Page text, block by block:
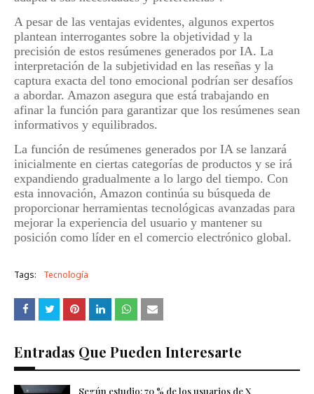
A pesar de las ventajas evidentes, algunos expertos
plantean interrogantes sobre la objetividad y la
precisión de estos resúmenes generados por IA. La
interpretación de la subjetividad en las reseñas y la
captura exacta del tono emocional podrían ser desafíos
a abordar. Amazon asegura que está trabajando en
afinar la función para garantizar que los resúmenes sean
informativos y equilibrados.
La función de resúmenes generados por IA se lanzará
inicialmente en ciertas categorías de productos y se irá
expandiendo gradualmente a lo largo del tiempo. Con
esta innovación, Amazon continúa su búsqueda de
proporcionar herramientas tecnológicas avanzadas para
mejorar la experiencia del usuario y mantener su
posición como líder en el comercio electrónico global.
Tags: Tecnología
Entradas Que Pueden Interesarte
Según estudio: 70 % de los usuarios de X